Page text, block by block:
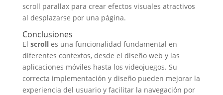
scroll parallax para crear efectos visuales atractivos
al desplazarse por una página.
Conclusiones
El scrolles una funcionalidad fundamental en
diferentes contextos, desde el diseño web y las
aplicaciones móviles hasta los videojuegos. Su
correcta implementación y diseño pueden mejorar la
experiencia del usuario y facilitar la navegación por